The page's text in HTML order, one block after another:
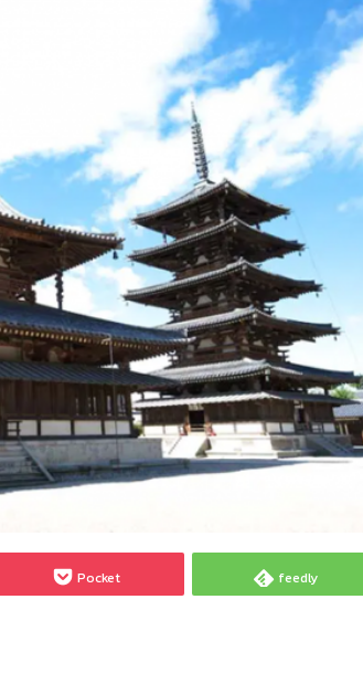
Kyo Chirimen จาก Kyoryori Sakurai
— เครื่องเคียงสไตล์เกียวโต รสละมุน กล
มกล่อม กินได้ทุกวันไม่เบื่อ
ย้อนเวลาชมเสน่ห์คลาสสิกที่ “โกดังอิฐแ
ดงคาเนโมริ” แนะนำจุดเด่น โรงแรมเด็ด แ
ละที่เที่ยวเดินชิลได้ทั้งวัน!
Kyo Chirimen จาก Kyoryori Sakurai
— เครื่องเคียงสไตล์เกียวโต รสละมุน กล
มกล่อม กินได้ทุกวันไม่เบื่อ
Pocket feedly